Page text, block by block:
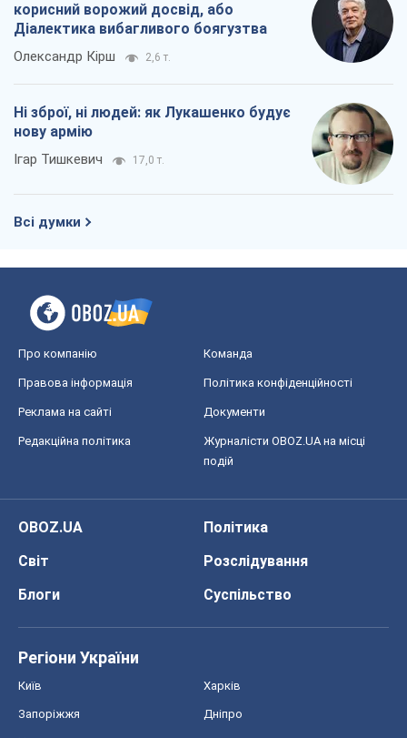
корисний ворожий досвід, або
Діалектика вибагливого боягузтва
Олександр Кірш 2,6 т.
Ні зброї, ні людей: як Лукашенко будує
нову армію
Ігар Тишкевич 17,0 т.
Всі думки
Про компанію Команда
Правова інформація Політика конфіденційності
Реклама на сайті Документи
Редакційна політика
Журналісти OBOZ.UA на місці
подій
OBOZ.UA
Політика
Світ
Розслідування
Блоги
Суспільство
Регіони України
Київ Харків
Запоріжжя Дніпро